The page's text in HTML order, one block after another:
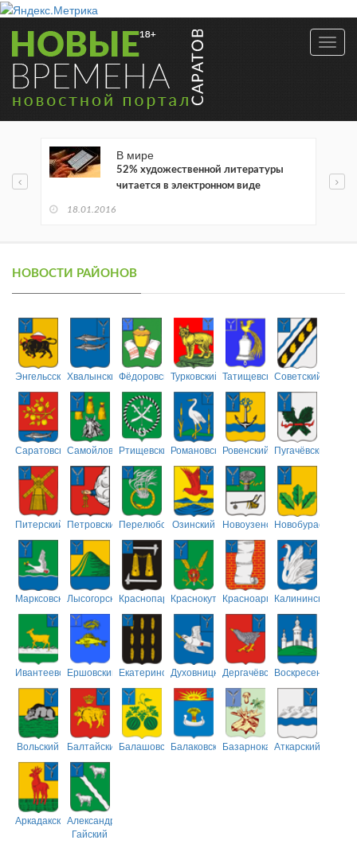
В мире
52% художественной литературы
читается в электронном виде
18.01.2016
НОВОСТИ РАЙОНОВ
ЭнгельсскийХвалынскийФёдоровскийТурковский ТатищевскийСоветский
СаратовскийСамойловскийРтищевскийРомановскийРовенский Пугачёвский
Питерский ПетровскийПерелюбскийОзинский НовоузенскийНовобурасский
МарксовскийЛысогорскийКраснопартизанский
КраснокутскийКрасноармейский
Калининский
ИвантеевскийЕршовский ЕкатериновскийДуховницкийДергачёвскийВоскресенский
Вольский БалтайскийБалашовскийБалаковскийБазарнокарабулакский
Аткарский
АркадакскийАлександрово-
Гайский